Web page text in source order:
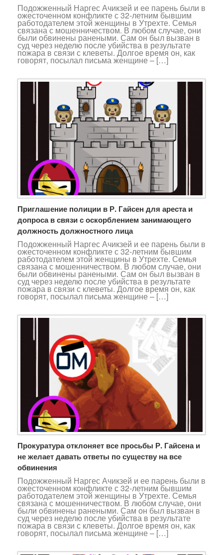
Подожженный Наргес Ачикзей и ее парень были в
ожесточенном конфликте с 32-летним бывшим
работодателем этой женщины в Утрехте. Семья
связана с мошенничеством. В любом случае, они
были обвинены ранеными. Сам он был вызван в
суд через неделю после убийства в результате
пожара в связи с клеветы. Долгое время он, как
говорят, посылал письма женщине – […]
Приглашение полиции в Р. Гайсен для ареста и
допроса в связи с оскорблением занимающего
должность должностного лица
Подожженный Наргес Ачикзей и ее парень были в
ожесточенном конфликте с 32-летним бывшим
работодателем этой женщины в Утрехте. Семья
связана с мошенничеством. В любом случае, они
были обвинены ранеными. Сам он был вызван в
суд через неделю после убийства в результате
пожара в связи с клеветы. Долгое время он, как
говорят, посылал письма женщине – […]
Прокуратура отклоняет все просьбы Р. Гайсена и
не желает давать ответы по существу на все
обвинения
Подожженный Наргес Ачикзей и ее парень были в
ожесточенном конфликте с 32-летним бывшим
работодателем этой женщины в Утрехте. Семья
связана с мошенничеством. В любом случае, они
были обвинены ранеными. Сам он был вызван в
суд через неделю после убийства в результате
пожара в связи с клеветы. Долгое время он, как
говорят, посылал письма женщине – […]